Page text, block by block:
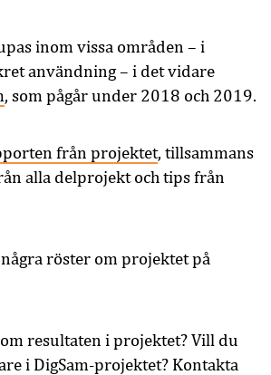
inom vissa områden – i
användning – i det vidare
, som pågår under 2018 och 2019.
från projektet, tillsammans
alla delprojekt och tips från
röster om projektet på
resultaten i projektet? Vill du
i DigSam-projektet? Kontakta